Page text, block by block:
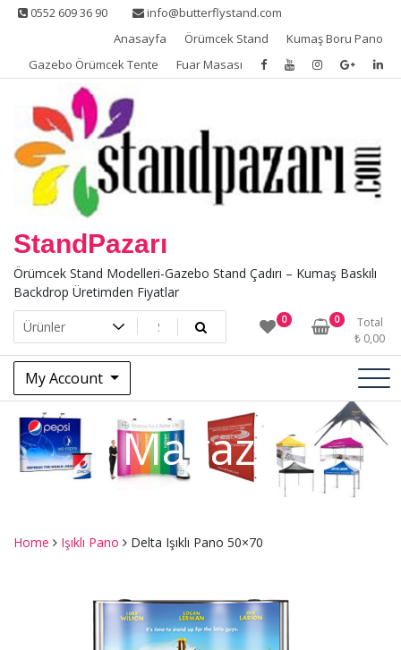
Skip 0552 609 36 90
info@butterflystand.com
Anasayfa
Örümcek Stand
Kumaş Boru Pano
Gazebo Örümcek Tente
Fuar Masası
StandPazarı
Örümcek Stand Modelleri-Gazebo Stand Çadırı – Kumaş Baskılı
Backdrop Üretimden Fiyatlar
0 0
Total
₺ 0,00
My Account
Mağaza
Home Işıklı Pano Delta Işıklı Pano 50×70